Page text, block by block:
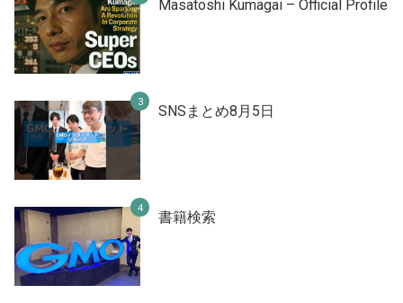
Masatoshi Kumagai – Official Profile
SNSまとめ8月5日
書籍検索